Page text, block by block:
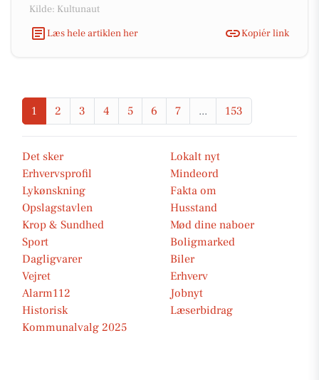
Kilde: Kultunaut
Læs hele artiklen her
Kopiér link
1 2 3 4 5 6 7 ... 153
Det sker
Lokalt nyt
Erhvervsprofil
Mindeord
Lykønskning
Fakta om
Opslagstavlen
Husstand
Krop & Sundhed
Mød dine naboer
Sport
Boligmarked
Dagligvarer
Biler
Vejret
Erhverv
Alarm112
Jobnyt
Historisk
Læserbidrag
Kommunalvalg 2025